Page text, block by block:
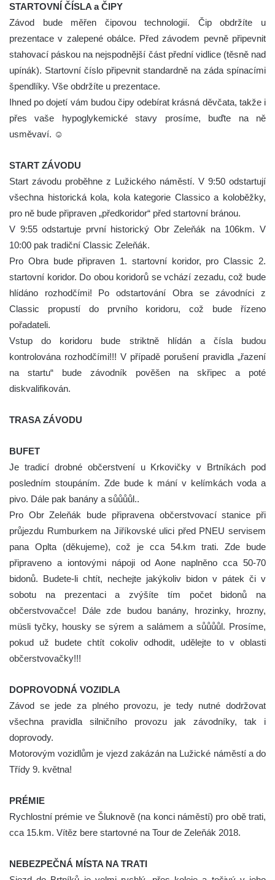
STARTOVNÍ ČÍSLA a ČIPY
Závod bude měřen čipovou technologií. Čip obdržíte u
prezentace v zalepené obálce. Před závodem pevně připevnit
stahovací páskou na nejspodnější část přední vidlice (těsně nad
upínák). Startovní číslo připevnit standardně na záda spínacími
špendlíky. Vše obdržíte u prezentace.
Ihned po dojetí vám budou čipy odebírat krásná děvčata, takže i
přes vaše hypoglykemické stavy prosíme, buďte na ně
usměvaví. ☺
START ZÁVODU
Start závodu proběhne z Lužického náměstí. V 9:50 odstartují
všechna historická kola, kola kategorie Classico a koloběžky,
pro ně bude připraven „předkoridor“ před startovní bránou.
V 9:55 odstartuje první historický Obr Zeleňák na 106km. V
10:00 pak tradiční Classic Zeleňák.
Pro Obra bude připraven 1. startovní koridor, pro Classic 2.
startovní koridor. Do obou koridorů se vchází zezadu, což bude
hlídáno rozhodčími! Po odstartování Obra se závodníci z
Classic propustí do prvního koridoru, což bude řízeno
pořadateli.
Vstup do koridoru bude striktně hlídán a čísla budou
kontrolována rozhodčími!!! V případě porušení pravidla „řazení
na startu“ bude závodník pověšen na skřipec a poté
diskvalifikován.
TRASA ZÁVODU
BUFET
Je tradicí drobné občerstvení u Krkovičky v Brtníkách pod
posledním stoupáním. Zde bude k mání v kelímkách voda a
pivo. Dále pak banány a sůůůůl..
Pro Obr Zeleňák bude připravena občerstvovací stanice při
průjezdu Rumburkem na Jiříkovské ulici před PNEU servisem
pana Oplta (děkujeme), což je cca 54.km trati. Zde bude
připraveno a iontovými nápoji od Aone naplněno cca 50-70
bidonů. Budete-li chtít, nechejte jakýkoliv bidon v pátek či v
sobotu na prezentaci a zvýšíte tím počet bidonů na
občerstvovačce! Dále zde budou banány, hrozinky, hrozny,
müsli tyčky, housky se sýrem a salámem a sůůůůl. Prosíme,
pokud už budete chtít cokoliv odhodit, udělejte to v oblasti
občerstvovačky!!!
DOPROVODNÁ VOZIDLA
Závod se jede za plného provozu, je tedy nutné dodržovat
všechna pravidla silničního provozu jak závodníky, tak i
doprovody.
Motorovým vozidlům je vjezd zakázán na Lužické náměstí a do
Třídy 9. května!
PRÉMIE
Rychlostní prémie ve Šluknově (na konci náměstí) pro obě trati,
cca 15.km. Vítěz bere startovné na Tour de Zeleňák 2018.
NEBEZPEČNÁ MÍSTA NA TRATI